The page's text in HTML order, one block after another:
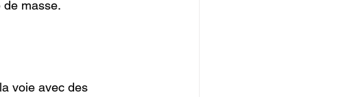
masse.
voie avec des